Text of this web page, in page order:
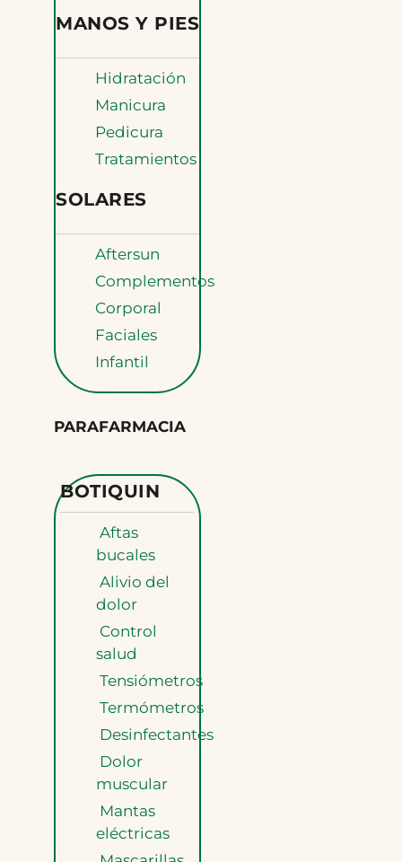
MANOS Y PIES
Hidratación
Manicura
Pedicura
Tratamientos
SOLARES
Aftersun
Complementos
Corporal
Faciales
Infantil
PARAFARMACIA
BOTIQUIN
Aftas
bucales
Alivio del
dolor
Control
salud
Tensiómetros
Termómetros
Desinfectantes
Dolor
muscular
Mantas
eléctricas